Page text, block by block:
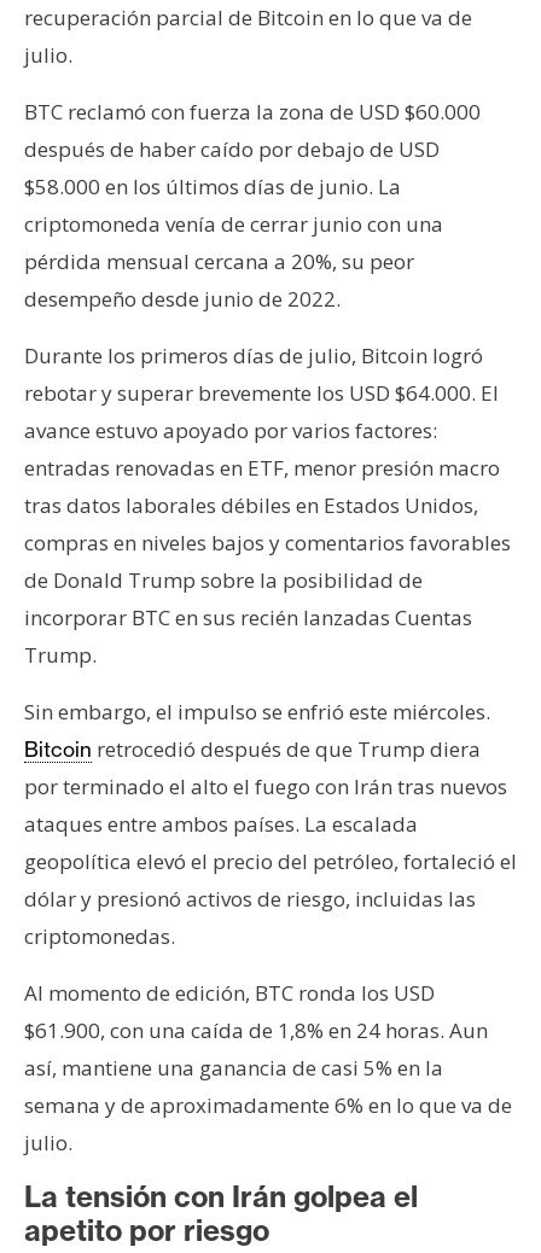
recuperación parcial de Bitcoin en lo que va de
julio.
BTC reclamó con fuerza la zona de USD $60.000
después de haber caído por debajo de USD
$58.000 en los últimos días de junio. La
criptomoneda venía de cerrar junio con una
pérdida mensual cercana a 20%, su peor
desempeño desde junio de 2022.
Durante los primeros días de julio, Bitcoin logró
rebotar y superar brevemente los USD $64.000. El
avance estuvo apoyado por varios factores:
entradas renovadas en ETF, menor presión macro
tras datos laborales débiles en Estados Unidos,
compras en niveles bajos y comentarios favorables
de Donald Trump sobre la posibilidad de
incorporar BTC en sus recién lanzadas Cuentas
Trump.
Sin embargo, el impulso se enfrió este miércoles.
Bitcoin retrocedió después de que Trump diera
por terminado el alto el fuego con Irán tras nuevos
ataques entre ambos países. La escalada
geopolítica elevó el precio del petróleo, fortaleció el
dólar y presionó activos de riesgo, incluidas las
criptomonedas.
Al momento de edición, BTC ronda los USD
$61.900, con una caída de 1,8% en 24 horas. Aun
así, mantiene una ganancia de casi 5% en la
semana y de aproximadamente 6% en lo que va de
julio.
La tensión con Irán golpea el
apetito por riesgo